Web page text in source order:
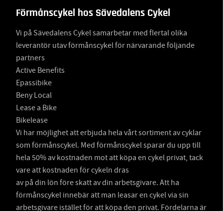
Förmånscykel hos Sävedalens Cykel
Vi på Sävedalens Cykel samarbetar med flertal olika
leverantör utav förmånscykel för närvarande följande
partners
Active Benefits
Epassibike
Beny Local
Lease a Bike
Bikelease
Vi har möjlighet att erbjuda hela vårt sortiment av cyklar
som förmånscykel. Med förmånscykel sparar du upp till
hela 50% av kostnaden mot att köpa en cykel privat, tack
vare att kostnaden för cykeln dras
av på din lön före skatt av din arbetsgivare. Att ha
förmånscykel innebär att man leasar en cykel via sin
arbetsgivare istället för att köpa den privat. Fördelarna är